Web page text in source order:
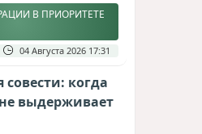
В ПРИОРИТЕТЕ
04 Августа 2026 17:31
когда
выдерживает